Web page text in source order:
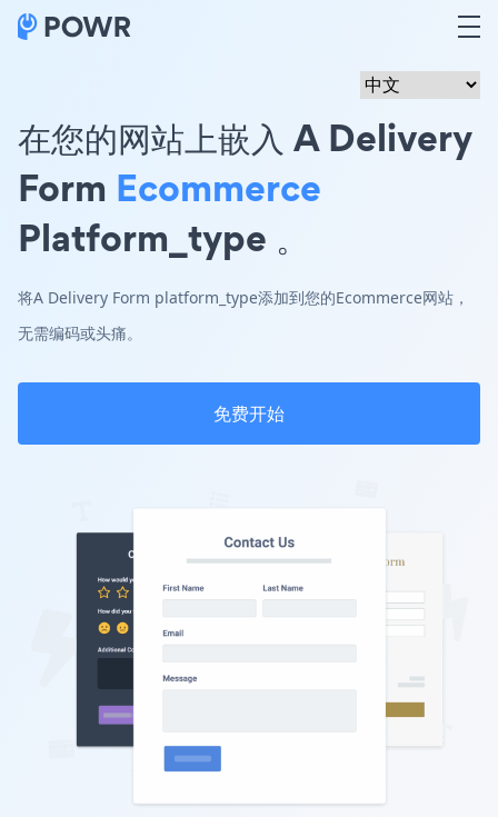
在您的网站上嵌入 A Delivery
Form Ecommerce
Platform_type 。
将A Delivery Form platform_type添加到您的Ecommerce网站，
无需编码或头痛。
免费开始